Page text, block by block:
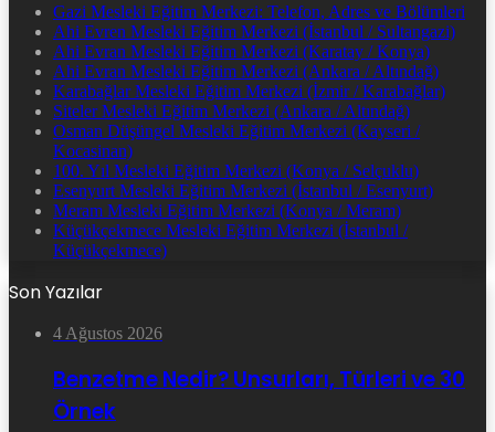
Gazi Mesleki Eğitim Merkezi: Telefon, Adres ve Bölümleri
Ahi Evren Mesleki Eğitim Merkezi (İstanbul / Sultangazi)
Ahi Evran Mesleki Eğitim Merkezi (Karatay / Konya)
Ahi Evran Mesleki Eğitim Merkezi (Ankara / Altındağ)
Karabağlar Mesleki Eğitim Merkezi (İzmir / Karabağlar)
Siteler Mesleki Eğitim Merkezi (Ankara / Altındağ)
Osman Düşüngel Mesleki Eğitim Merkezi (Kayseri /
Kocasinan)
100. Yıl Mesleki Eğitim Merkezi (Konya / Selçuklu)
Esenyurt Mesleki Eğitim Merkezi (İstanbul / Esenyurt)
Meram Mesleki Eğitim Merkezi (Konya / Meram)
Küçükçekmece Mesleki Eğitim Merkezi (İstanbul /
Küçükçekmece)
Son Yazılar
4 Ağustos 2026
Benzetme Nedir? Unsurları, Türleri ve 30
Örnek